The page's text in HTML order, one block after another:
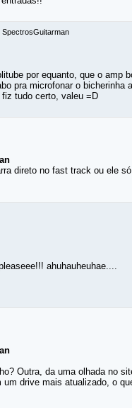
por equanto, que o amp
pra microfonar o bicherinha
tudo certo, valeu =D
direto no fast track ou ele
ahuhauheuhae....
Outra, da uma olhada no
um drive mais atualizado, o